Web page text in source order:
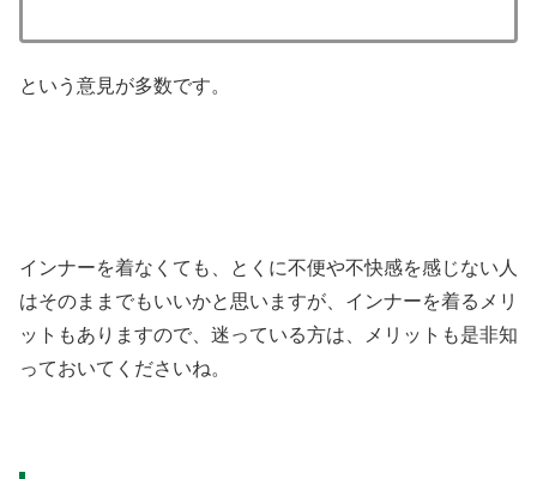
という意見が多数です。
インナーを着なくても、とくに不便や不快感を感じない人
はそのままでもいいかと思いますが、インナーを着るメリ
ットもありますので、迷っている方は、メリットも是非知
っておいてくださいね。